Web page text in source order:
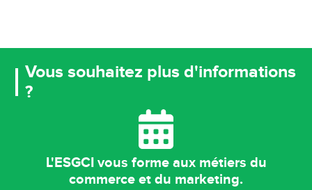
Vous souhaitez plus d'informations
?
L'ESGCI vous forme aux métiers du
commerce et du marketing.